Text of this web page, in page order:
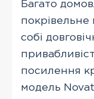
Багато
покрівельне
собі
посилення
модель